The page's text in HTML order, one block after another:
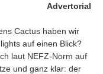
Advertorial
Cactus haben wir
auf einen Blick?
laut NEFZ-Norm auf
und ganz klar: der